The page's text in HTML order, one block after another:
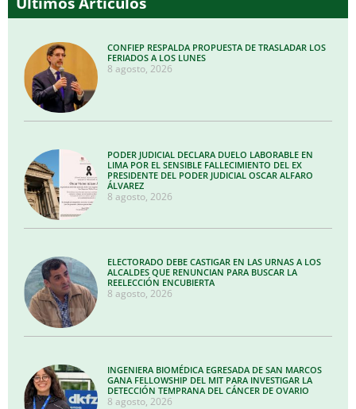
CONFIEP RESPALDA PROPUESTA DE TRASLADAR LOS
FERIADOS A LOS LUNES
8 agosto, 2026
PODER JUDICIAL DECLARA DUELO LABORABLE EN
LIMA POR EL SENSIBLE FALLECIMIENTO DEL EX
PRESIDENTE DEL PODER JUDICIAL OSCAR ALFARO
ÁLVAREZ
8 agosto, 2026
ELECTORADO DEBE CASTIGAR EN LAS URNAS A LOS
ALCALDES QUE RENUNCIAN PARA BUSCAR LA
REELECCIÓN ENCUBIERTA
8 agosto, 2026
INGENIERA BIOMÉDICA EGRESADA DE SAN MARCOS
GANA FELLOWSHIP DEL MIT PARA INVESTIGAR LA
DETECCIÓN TEMPRANA DEL CÁNCER DE OVARIO
8 agosto, 2026